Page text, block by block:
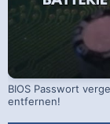
BIOS Passwort
entfernen!